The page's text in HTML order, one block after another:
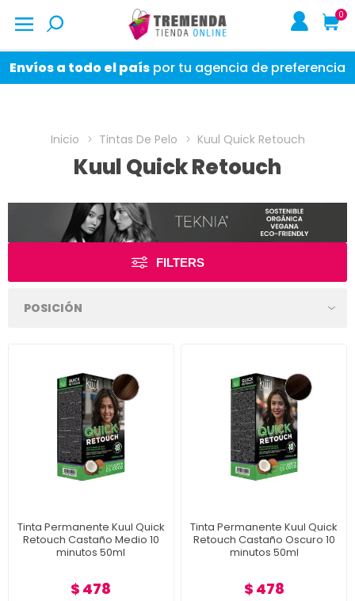
0
Envíos a todo el país por tu agencia de preferencia
Inicio Tintas De Pelo Kuul Quick Retouch
Kuul Quick Retouch
FILTERS
Tinta Permanente Kuul Quick
Retouch Castaño Medio 10
minutos 50ml
$ 478
Tinta Permanente Kuul Quick
Retouch Castaño Oscuro 10
minutos 50ml
$ 478